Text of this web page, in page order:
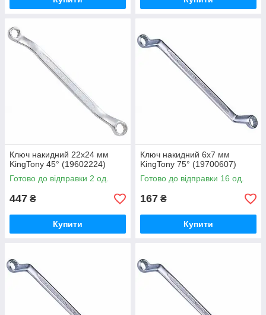
Ключ накидний 22х24 мм
KingTony 45° (19602224)
Готово до відправки 2 од.
447 ₴
Купити
Ключ накидний 6х7 мм
KingTony 75° (19700607)
Готово до відправки 16 од.
167 ₴
Купити